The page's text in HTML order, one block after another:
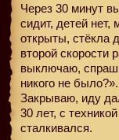
Через 30 минут
сидит, детей нет,
открыты, стёкла
второй скорости
выключаю,
никого не
Закрываю, иду
30 лет, с
сталкивался.